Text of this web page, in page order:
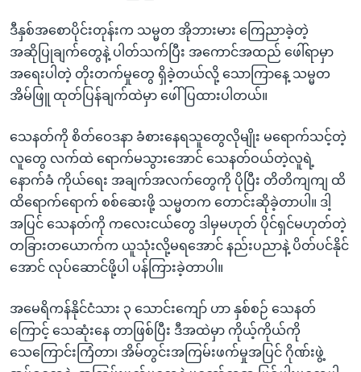
ဒီနှစ်အစောပိုင်းတုန်းက သမ္မတ အိုဘားမား ကြေညာခဲ့တဲ့
အဆိုပြုချက်တွေနဲ့ ပါတ်သက်ပြီး အကောင်အထည် ဖေါ်ရာမှာ
အရေးပါတဲ့ တိုးတက်မှုတွေ ရှိခဲ့တယ်လို့ သောကြာနေ့ သမ္မတ
အိမ်ဖြူ ထုတ်ပြန်ချက်ထဲမှာ ဖေါ်ပြထားပါတယ်။
သေနတ်ကို စိတ်ဝေဒနာ ခံစားနေရသူတွေလိုမျိုး မရောက်သင့်တဲ့
လူတွေ လက်ထဲ ရောက်မသွားအောင် သေနတ်ဝယ်တဲ့လူရဲ့
နောက်ခံ ကိုယ်ရေး အချက်အလက်တွေကို ပိုပြီး တိတိကျကျ ထိ
ထိရောက်ရောက် စစ်ဆေးဖို့ သမ္မတက တောင်းဆိုခဲ့တာပါ။ ဒါ့
အပြင် သေနတ်ကို ကလေးငယ်တွေ ဒါမှမဟုတ် ပိုင်ရှင်မဟုတ်တဲ့
တခြားတယောက်က ယူသုံးလို့မရအောင် နည်းပညာနဲ့ ပိတ်ပင်နိုင်
အောင် လုပ်ဆောင်ဖို့ပါ ပန်ကြားခဲ့တာပါ။
အမေရိကန်နိုင်ငံသား ၃ သောင်းကျော် ဟာ နှစ်စဉ် သေနတ်
ကြောင့် သေဆုံးနေ တာဖြစ်ပြီး ဒီအထဲမှာ ကိုယ့်ကိုယ်ကို
သေကြောင်းကြံတာ၊ အိမ်တွင်းအကြမ်းဖက်မှုအပြင် ဂိုဏ်းဖွဲ့